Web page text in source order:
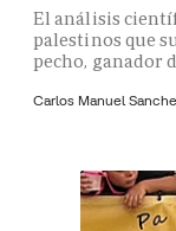
El análisis
palestinos que
pecho, ganador
Carlos Manuel